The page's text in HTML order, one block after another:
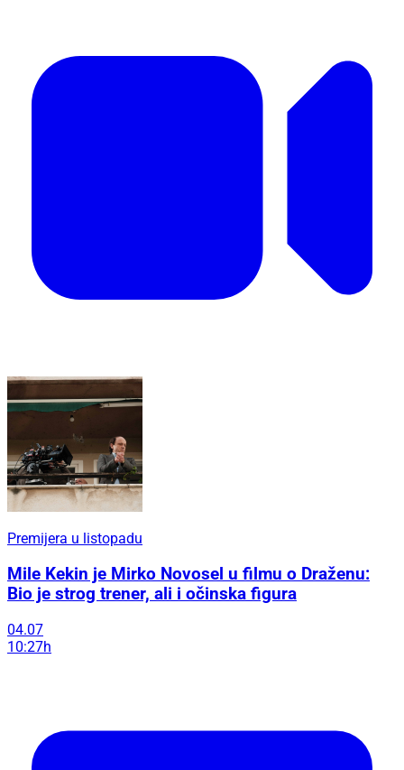
Premijera u listopadu
Mile Kekin je Mirko Novosel u filmu o Draženu:
Bio je strog trener, ali i očinska figura
04.07
10:27h